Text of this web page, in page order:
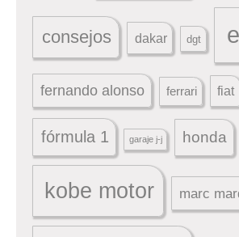
consejos dakar dgt
fernando alonso ferrari fiat
fórmula 1 garaje j-j honda
kobe motor marc